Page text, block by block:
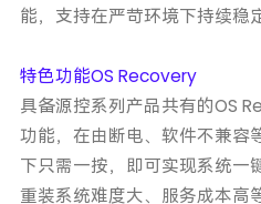
能，支持在严苛环境下持续稳
特色功能OS Recovery
具备源控系列产品共有的OS
功能，在由断电、软件不兼容
下只需一按，即可实现系统一
重装系统难度大、服务成本高